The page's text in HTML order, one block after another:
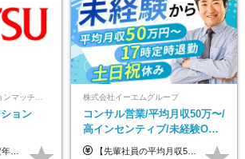
ョン
定します。
株式会社イーエムグループ
コンサル営業/平均月収50万〜/
高インセンティブ/未経験OK/
残業なし/4,50代も活躍/ブラン
【先輩社員の平均月収50万円】 月給30万円以上+インセンティブ+その他手当 ※経験・スキルを考慮の上で給与を決定します ※上記には5万円（月20時間分）のみなし残業代と一律手当（営業手当4万円、能力評価手当4万円）を含みます ※上記を超える残業代は別途全額支給します ※試用期間：3ヶ月あり（試用期間中の待遇に差異なし）